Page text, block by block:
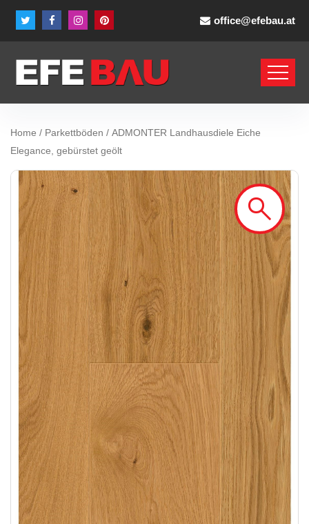
office@efebau.at
Home / Parkettböden / ADMONTER Landhausdiele Eiche
Elegance, gebürstet geölt